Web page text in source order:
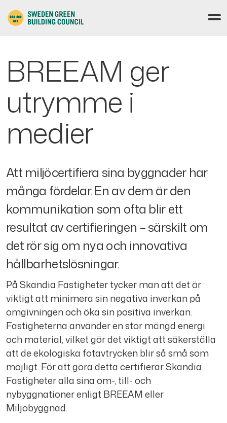
BREEAM ger
utrymme i
medier
Att miljöcertifiera sina byggnader har
många fördelar. En av dem är den
kommunikation som ofta blir ett
resultat av certifieringen – särskilt om
det rör sig om nya och innovativa
hållbarhetslösningar.
På Skandia Fastigheter tycker man att det är
viktigt att minimera sin negativa inverkan på
omgivningen och öka sin positiva inverkan.
Fastigheterna använder en stor mängd energi
och material, vilket gör det viktigt att säkerställa
att de ekologiska fotavtrycken blir så små som
möjligt. För att göra detta certifierar Skandia
Fastigheter alla sina om-, till- och
nybyggnationer enligt BREEAM eller
Miljöbyggnad.